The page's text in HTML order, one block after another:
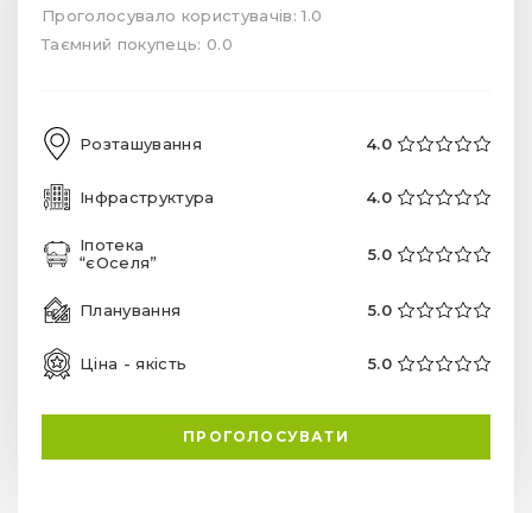
Проголосувало користувачів: 1.0
Таємний покупець: 0.0
Розташування 4.0
Інфраструктура 4.0
Іпотека
“єОселя”
5.0
Планування 5.0
Ціна - якість 5.0
ПРОГОЛОСУВАТИ